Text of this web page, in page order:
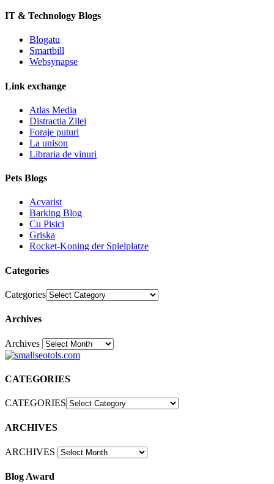
IT & Technology Blogs
Blogatu
Smartbill
Websynapse
Link exchange
Atlas Media
Distractia Zilei
Foraje puturi
La unison
Libraria de vinuri
Pets Blogs
Acvarist
Barking Blog
Cu Pisici
Griska
Rocket-Koning der Spielplatze
Categories
Categories
Archives
Archives30
CATEGORIES
CATEGORIES
ARCHIVES
ARCHIVES
Blog Award